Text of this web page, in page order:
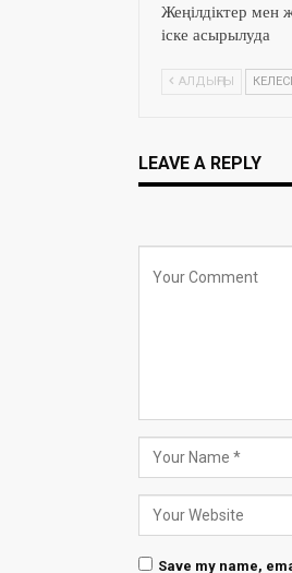
Жеңілдіктер мен
іске асырылуда
АЛДЫҢҒЫ КЕЛЕСІ
LEAVE A REPLY
Save my name,